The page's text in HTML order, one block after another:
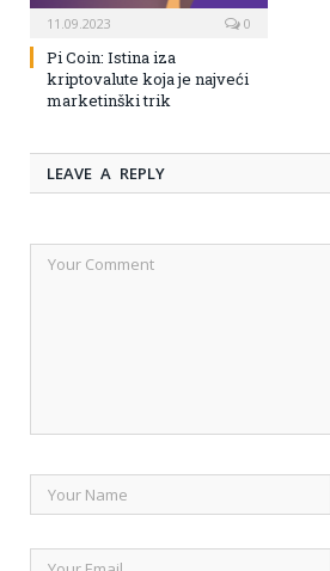
11.09.2023 0
Pi Coin: Istina iza
kriptovalute koja je najveći
marketinški trik
LEAVE A REPLY